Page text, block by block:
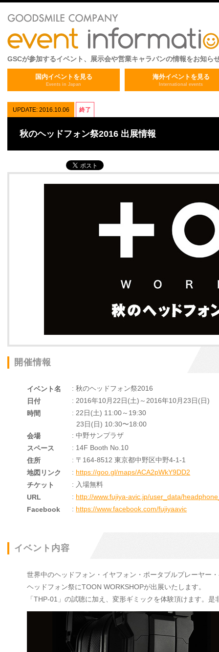
GSCが参加するイベント、展示会や営業キャラバンの情報をお知ら
国内イベントを見る
Events in Japan
海外イベントを見る
International events
UPDATE: 2016.10.06 終了
秋のヘッドフォン祭2016 出展情報
開催情報
イベント名
: 秋のヘッドフォン祭2016
日付
: 2016年10月22日(土)～2016年10月23日(日)
時間
: 22日(土) 11:00～19:30
23日(日) 10:30〜18:00
会場
: 中野サンプラザ
スペース
: 14F Booth No.10
住所
: 〒164-8512 東京都中野区中野4-1-1
地図リンク
: https://goo.gl/maps/ACA2pWkY9DD2
チケット
: 入場無料
URL
: http://www.fujiya-avic.jp/user_data/
Facebook
: https://www.facebook.com/fujiyaavic
イベント内容
世界中のヘッドフォン・イヤフォン・ポータブルプレーヤー
ヘッドフォン祭にTOON WORKSHOPが出展いたします。
「THP-01」の試聴に加え、変形ギミックを体験頂けます。